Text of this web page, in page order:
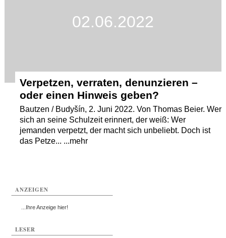
02.06.2022
Verpetzen, verraten, denunzieren –
oder einen Hinweis geben?
Bautzen / Budyšín, 2. Juni 2022. Von Thomas Beier. Wer
sich an seine Schulzeit erinnert, der weiß: Wer
jemanden verpetzt, der macht sich unbeliebt. Doch ist
das Petze... ...mehr
ANZEIGEN
...Ihre Anzeige hier!
LESER